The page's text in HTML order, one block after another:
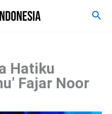
Cari
Hatiku
Fajar Noor